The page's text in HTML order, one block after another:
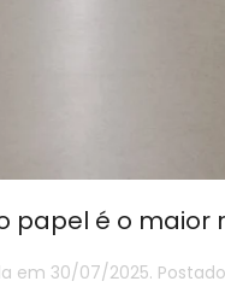
papel é o
em 30/07/2025.